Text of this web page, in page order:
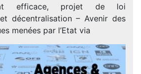
efficace, projet de loi
décentralisation – Avenir des
menées par l’Etat via